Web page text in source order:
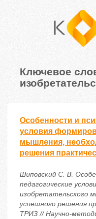
Ключевое
Особенности и
условия
мышления,
решения
Шиповский С. В.
педагогические
изобретательского
успешного решения
ТРИЗ // Научно-